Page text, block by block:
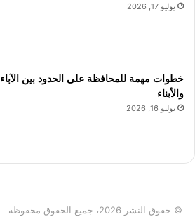
يوليو 17, 2026
خطوات مهمة للمحافظة على الحدود بين الآباء
والأبناء
يوليو 16, 2026
© حقوق النشر 2026، جميع الحقوق محفوظة |